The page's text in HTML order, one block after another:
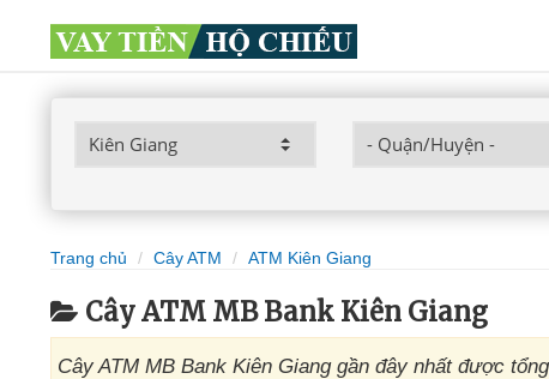
Trang chủ Cây ATM ATM Kiên Giang
Cây ATM MB Bank Kiên Giang
Cây ATM MB Bank Kiên Giang gần đây nhất được